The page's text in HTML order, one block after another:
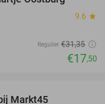
9.6 star
Regulier €31,35
€17,50
Markt45